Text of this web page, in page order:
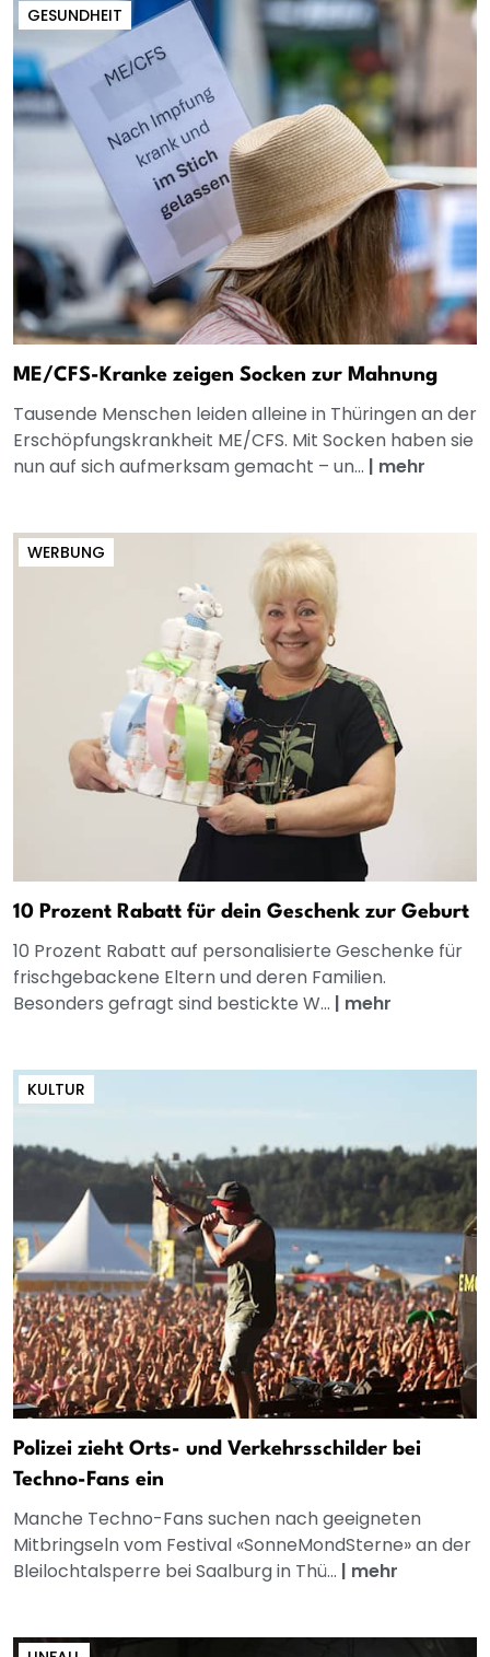
GESUNDHEIT
ME/CFS-Kranke zeigen Socken zur Mahnung
Tausende Menschen leiden alleine in Thüringen an der
Erschöpfungskrankheit ME/CFS. Mit Socken haben sie
nun auf sich aufmerksam gemacht – un... | mehr
WERBUNG
10 Prozent Rabatt für dein Geschenk zur Geburt
10 Prozent Rabatt auf personalisierte Geschenke für
frischgebackene Eltern und deren Familien.
Besonders gefragt sind bestickte W... | mehr
KULTUR
Polizei zieht Orts- und Verkehrsschilder bei
Techno-Fans ein
Manche Techno-Fans suchen nach geeigneten
Mitbringseln vom Festival «SonneMondSterne» an der
Bleilochtalsperre bei Saalburg in Thü... | mehr